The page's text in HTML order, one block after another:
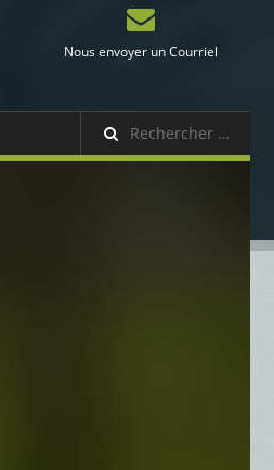
Nous envoyer un Courriel